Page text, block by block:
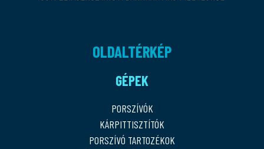
OLDALTÉRKÉP
GÉPEK
PORSZÍVÓK
KÁRPITTISZTÍTÓK
PORSZÍVÓ TARTOZÉKOK